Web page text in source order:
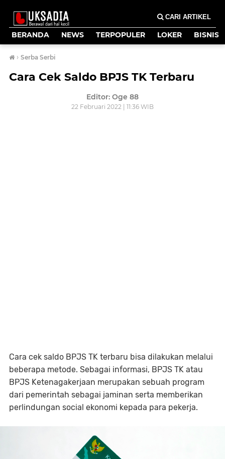
BERANDA NEWS TERPOPULER LOKER BISNIS
CARI ARTIKEL
› Serba Serbi
Cara Cek Saldo BPJS TK Terbaru
Editor: Oge 88
22 Februari 2022 | 11:36 WIB
Cara cek saldo BPJS TK terbaru bisa dilakukan melalui
beberapa metode. Sebagai informasi, BPJS TK atau
BPJS Ketenagakerjaan merupakan sebuah program
dari pemerintah sebagai jaminan serta memberikan
perlindungan social ekonomi kepada para pekerja.